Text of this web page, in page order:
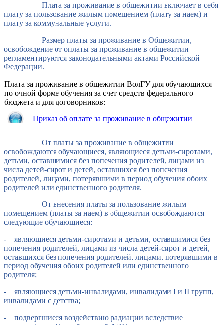
Плата за проживание в общежитии включает в себя
плату за пользование жилым помещением (плату за наем) и
плату за коммунальные услуги.
Размер платы за проживание в Общежитии,
освобождение от оплаты за проживание в общежитии
регламентируются законодательными актами Российской
Федерации.
Плата за проживание в общежитии ВолГУ для обучающихся
по очной форме обучения за счет средств федерального
бюджета и для договорников:
Приказ об оплате за проживание в общежитии
От платы за проживание в общежитии
освобождаются обучающиеся, являющиеся детьми-сиротами,
детьми, оставшимися без попечения родителей, лицами из
числа детей-сирот и детей, оставшихся без попечения
родителей, лицами, потерявшими в период обучения обоих
родителей или единственного родителя.
От внесения платы за пользование жилым
помещением (платы за наем) в общежитии освобождаются
следующие обучающиеся:
- являющиеся детьми-сиротами и детьми, оставшимися без
попечения родителей, лицами из числа детей-сирот и детей,
оставшихся без попечения родителей, лицами, потерявшими в
период обучения обоих родителей или единственного
родителя;
- являющиеся детьми-инвалидами, инвалидами I и II групп,
инвалидами с детства;
- подвергшиеся воздействию радиации вследствие